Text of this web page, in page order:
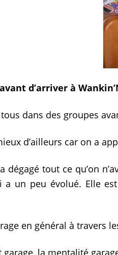
d’arriver à
dans des groupes
d’ailleurs car on a
dégagé tout ce qu’on
un peu évolué. Elle
en général à travers
garage, la mentalité